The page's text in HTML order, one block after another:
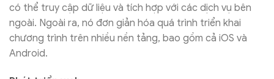
có thể truy cập dữ liệu và tích hợp với các dịch vụ bên
ngoài. Ngoài ra, nó đơn giản hóa quá trình triển khai
chương trình trên nhiều nền tảng, bao gồm cả iOS và
Android.